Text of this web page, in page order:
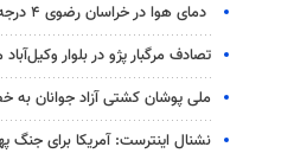
دمای هوا در خراسان رضوی ۴ درجه افزایش می یابد
تصادف مرگبار پژو در بلوار
ملی پوشان کشتی آزاد جوانان به
نشنال اینترست: آمریکا برای جنگ